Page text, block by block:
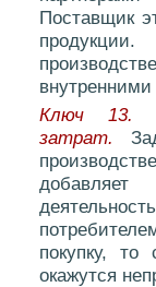
Поставщик
Ключ 13.
затрат.
покупку, то
окажутся